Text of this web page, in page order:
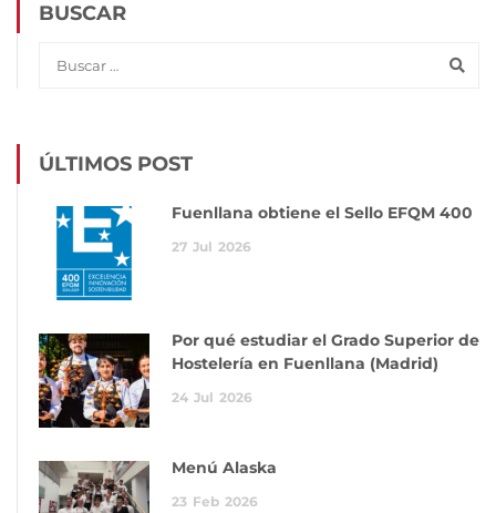
BUSCAR
ÚLTIMOS POST
Fuenllana obtiene el Sello EFQM 400
27 Jul 2026
Por qué estudiar el Grado Superior de
Hostelería en Fuenllana (Madrid)
24 Jul 2026
Menú Alaska
23 Feb 2026